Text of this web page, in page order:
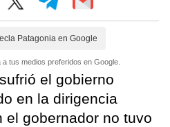
Patagonia en Google
tus medios preferidos en Google.
el gobierno
en la dirigencia
el gobernador no tuvo